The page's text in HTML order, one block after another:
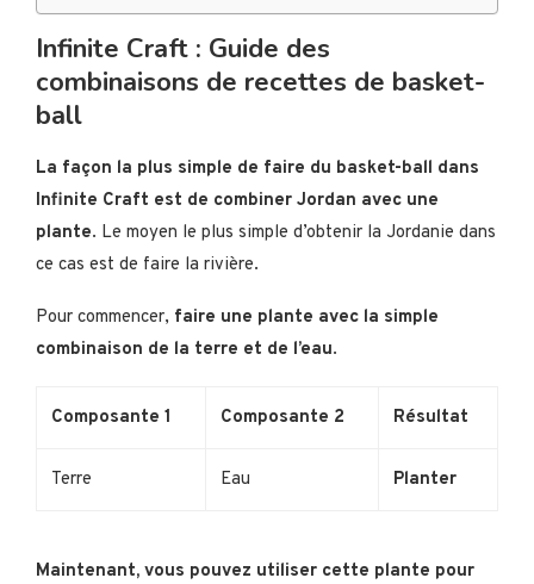
Infinite Craft : Guide des
combinaisons de recettes de basket-
ball
La façon la plus simple de faire du basket-ball dans
Infinite Craft est de combiner Jordan avec une
plante. Le moyen le plus simple d’obtenir la Jordanie dans
ce cas est de faire la rivière.
Pour commencer, faire une plante avec la simple
combinaison de la terre et de l’eau.
Composante 1 Composante 2 Résultat
Terre Eau Planter
Maintenant, vous pouvez utiliser cette plante pour